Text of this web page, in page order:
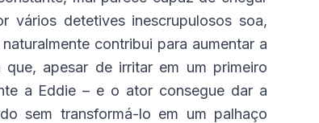
vários detetives inescrupulosos soa,
contribui para aumentar a
apesar de irritar em um primeiro
a Eddie – e o ator consegue dar a
sem transformá-lo em um palhaço